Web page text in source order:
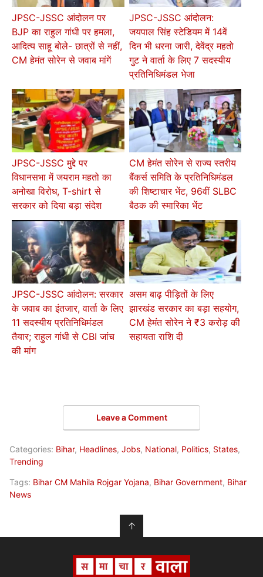
JPSC-JSSC आंदोलन पर
BJP का राहुल गांधी पर हमला,
आदित्य साहू बोले- छात्रों से नहीं,
CM हेमंत सोरेन से जवाब मांगें
JPSC-JSSC आंदोलन:
जयपाल सिंह स्टेडियम में 14वें
दिन भी धरना जारी, देवेंद्र महतो
गुट ने वार्ता के लिए 7 सदस्यीय
प्रतिनिधिमंडल भेजा
JPSC-JSSC मुद्दे पर
विधानसभा में जयराम महतो का
अनोखा विरोध, T-shirt से
सरकार को दिया बड़ा संदेश
CM हेमंत सोरेन से राज्य स्तरीय
बैंकर्स समिति के प्रतिनिधिमंडल
की शिष्टाचार भेंट, 96वीं SLBC
बैठक की स्मारिका भेंट
JPSC-JSSC आंदोलन: सरकार
के जवाब का इंतजार, वार्ता के लिए
11 सदस्यीय प्रतिनिधिमंडल
तैयार; राहुल गांधी से CBI जांच
की मांग
असम बाढ़ पीड़ितों के लिए
झारखंड सरकार का बड़ा सहयोग,
CM हेमंत सोरेन ने ₹3 करोड़ की
सहायता राशि दी
Leave a Comment
Categories: Bihar, Headlines, Jobs, National, Politics, States,
Trending
Tags: Bihar CM Mahila Rojgar Yojana, Bihar Government, Bihar
News
↑